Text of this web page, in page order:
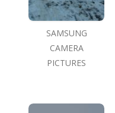
SAMSUNG
CAMERA
PICTURES